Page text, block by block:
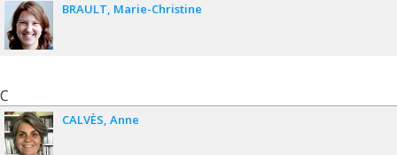
BRAULT Marie-Christine
C
CALVÈS Anne